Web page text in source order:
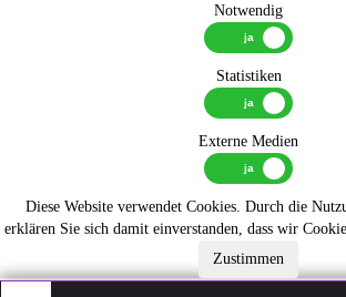
Notwendig
Statistiken
Externe Medien
Diese Website verwendet Cookies. Durch die
erklären Sie sich damit einverstanden, dass wir
Zustimmen